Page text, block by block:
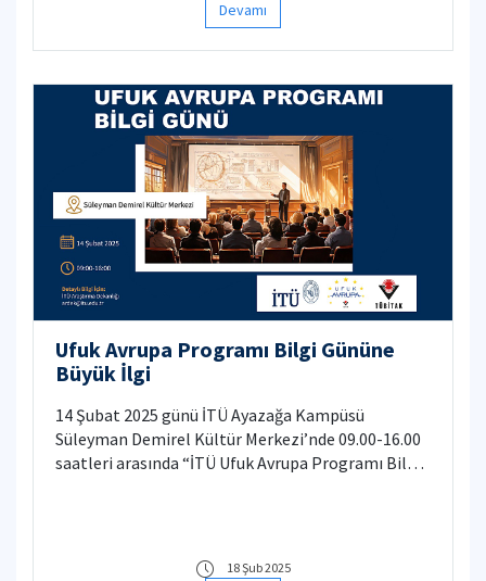
Devamı
Ufuk Avrupa Programı Bilgi Gününe
Büyük İlgi
14 Şubat 2025 günü İTÜ Ayazağa Kampüsü
Süleyman Demirel Kültür Merkezi’nde 09.00-16.00
saatleri arasında “İTÜ Ufuk Avrupa Programı Bilgi
18 Şub 2025